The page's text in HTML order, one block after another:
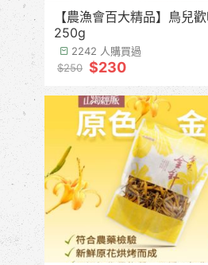
【農漁會百大精品】鳥兒
250g
2242 人購買過
$250 $230